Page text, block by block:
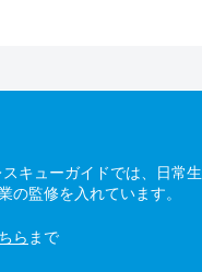
キューガイドでは、日常
の監修を入れています。
ら まで